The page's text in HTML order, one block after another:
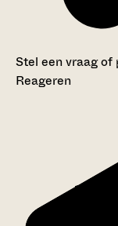
Stel een vraag
Reageren